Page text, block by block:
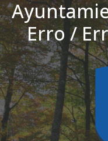
Erro /
Ir al contenido